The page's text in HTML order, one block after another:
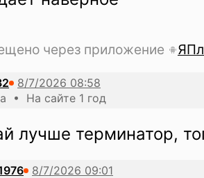
через приложение
• На сайте 1 год
лучше терминатор,